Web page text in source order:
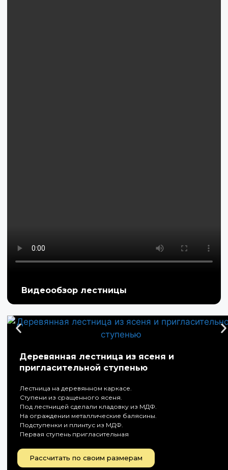
Видеообзор лестницы
Деревянная лестница из ясеня и
пригласительной ступенью
Лестница на деревянном каркасе.
Ступени из сращенного ясеня.
Под лестницей сделали кладовку из МДФ.
На ограждении металлические балясины.
Подступенки и плинтус из МДФ.
Первая ступень пригласительная
Рассчитать по своим размерам